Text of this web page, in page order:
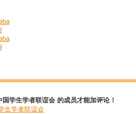
学生学者联谊会 的成员才能加评论！
生学者联谊会